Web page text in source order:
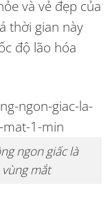
và vẻ đẹp của
thời gian này
độ lão hóa
ngon giấc là
mắt